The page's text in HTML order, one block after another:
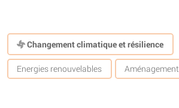
Changement climatique et résilience
Energies renouvelables Aménagement